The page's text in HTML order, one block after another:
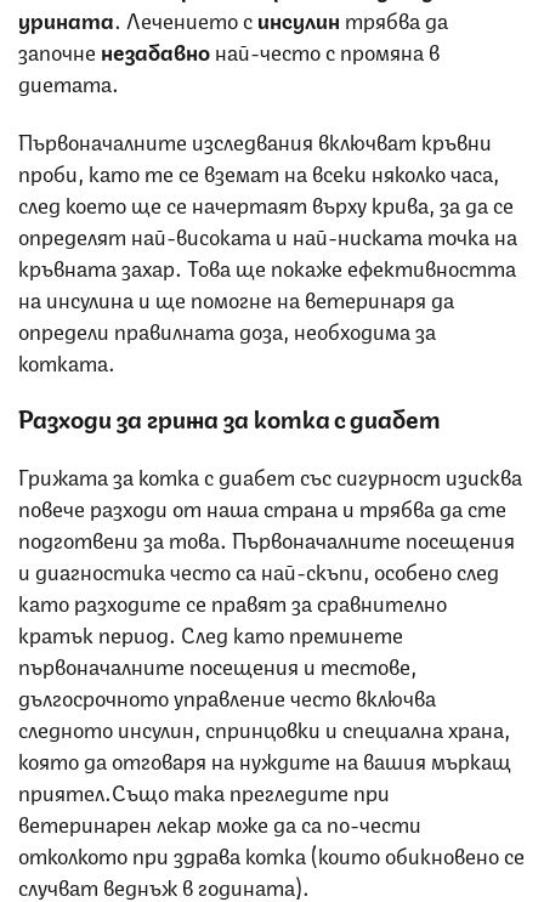
урината. Лечението синсулин трябва да
започне незабавнонай-често с промяна в
диетата.
Първоначалните изследвания включват кръвни
проби, като те се вземат на всеки няколко часа,
след което ще се начертаят върху крива, за да се
определят най-високата и най-ниската точка на
кръвната захар. Това ще покаже ефективността
на инсулина и ще помогне на ветеринаря да
определи правилната доза, необходима за
котката.
Разходи за грижа за котка с диабет
Грижата за котка с диабет със сигурност изисква
повече разходи от наша страна и трябва да сте
подготвени за това. Първоначалните посещения
и диагностика често са най-скъпи, особено след
като разходите се правят за сравнително
кратък период. След като преминете
първоначалните посещения и тестове,
дългосрочното управление често включва
следното инсулин, спринцовки и специална храна,
която да отговаря на нуждите на вашия мъркащ
приятел.Също така прегледите при
ветеринарен лекар може да са по-чести
отколкото при здрава котка (които обикновено се
случват веднъж в годината).